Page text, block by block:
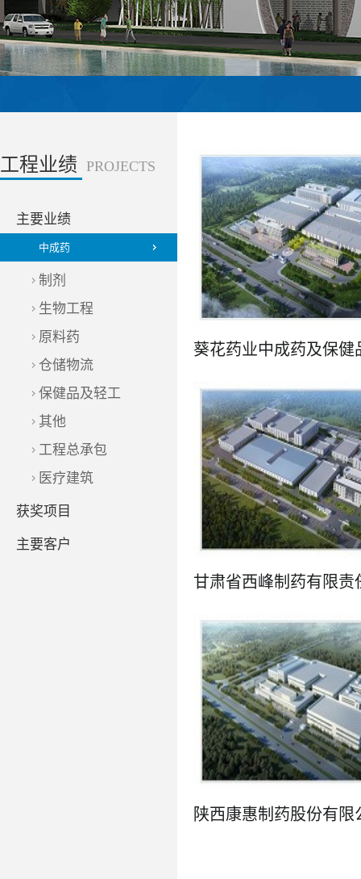
工程业绩 PROJECTS
主要业绩
中成药
制剂
生物工程
原料药
仓储物流
保健品及轻工
其他
工程总承包
医疗建筑
获奖项目
主要客户
葵花药业中成药及保健
了解更多
了解更多